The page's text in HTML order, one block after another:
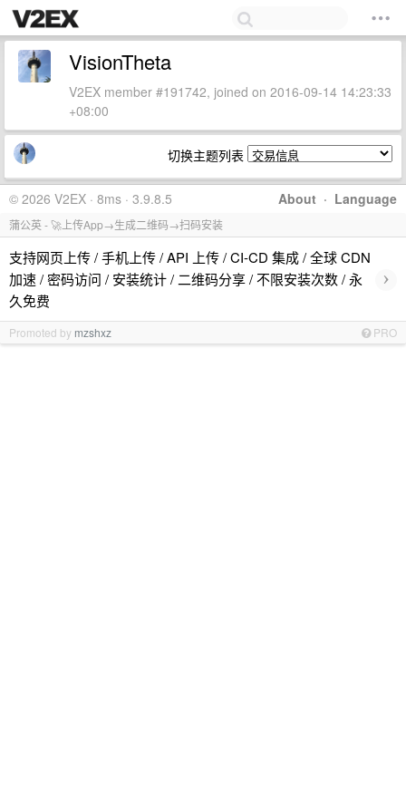
VisionTheta
V2EX member #191742, joined on 2016-09-14 14:23:33
+08:00
切换主题列表
About · Language
© 2026 V2EX · 8ms · 3.9.8.5
蒲公英 - 🚀上传App→生成二维码→扫码安装
支持网页上传 / 手机上传 / API 上传 / CI-CD 集成 / 全球 CDN
加速 / 密码访问 / 安装统计 / 二维码分享 / 不限安装次数 / 永
久免费
›
Promoted by mzshxz PRO